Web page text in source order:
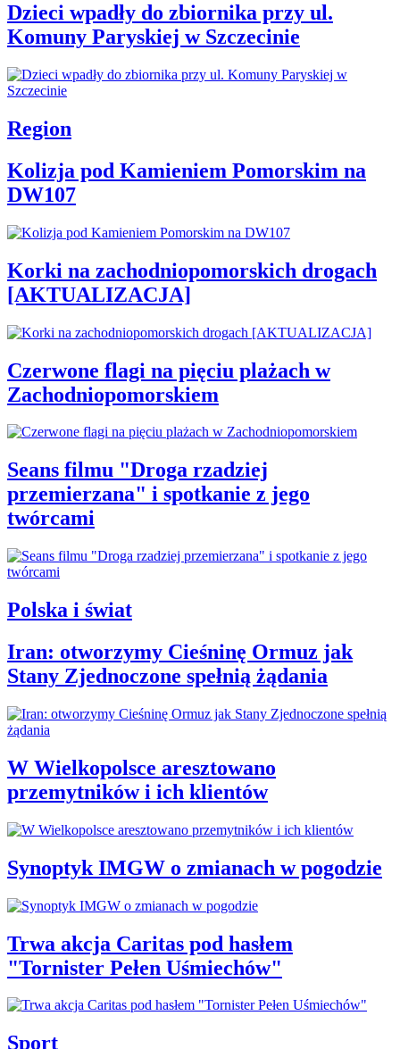
Dzieci wpadły do zbiornika przy ul.
Komuny Paryskiej w Szczecinie
Region
Kolizja pod Kamieniem Pomorskim na
DW107
Korki na zachodniopomorskich drogach
[AKTUALIZACJA]
Czerwone flagi na pięciu plażach w
Zachodniopomorskiem
Seans filmu "Droga rzadziej
przemierzana" i spotkanie z jego
twórcami
Polska i świat
Iran: otworzymy Cieśninę Ormuz jak
Stany Zjednoczone spełnią żądania
W Wielkopolsce aresztowano
przemytników i ich klientów
Synoptyk IMGW o zmianach w pogodzie
Trwa akcja Caritas pod hasłem
"Tornister Pełen Uśmiechów"
Sport